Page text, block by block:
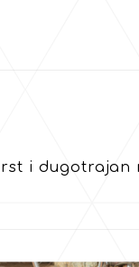
i dugotrajan